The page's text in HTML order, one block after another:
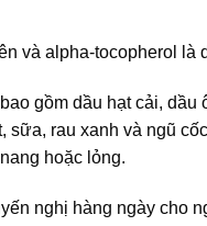
và alpha-tocopherol là
gồm dầu hạt cải,
sữa, rau xanh và ngũ
hoặc lỏng.
nghị hàng ngày cho